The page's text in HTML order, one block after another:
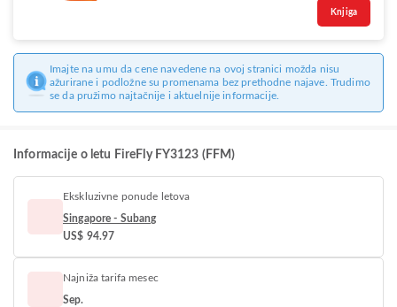
Knjiga
Imajte na umu da cene navedene na ovoj stranici možda nisu
ažurirane i podložne su promenama bez prethodne najave. Trudimo
se da pružimo najtačnije i aktuelnije informacije.
Informacije o letu FireFly FY3123 (FFM)
Ekskluzivne ponude letova
Singapore - Subang
US$ 94.97
Najniža tarifa mesec
Sep.